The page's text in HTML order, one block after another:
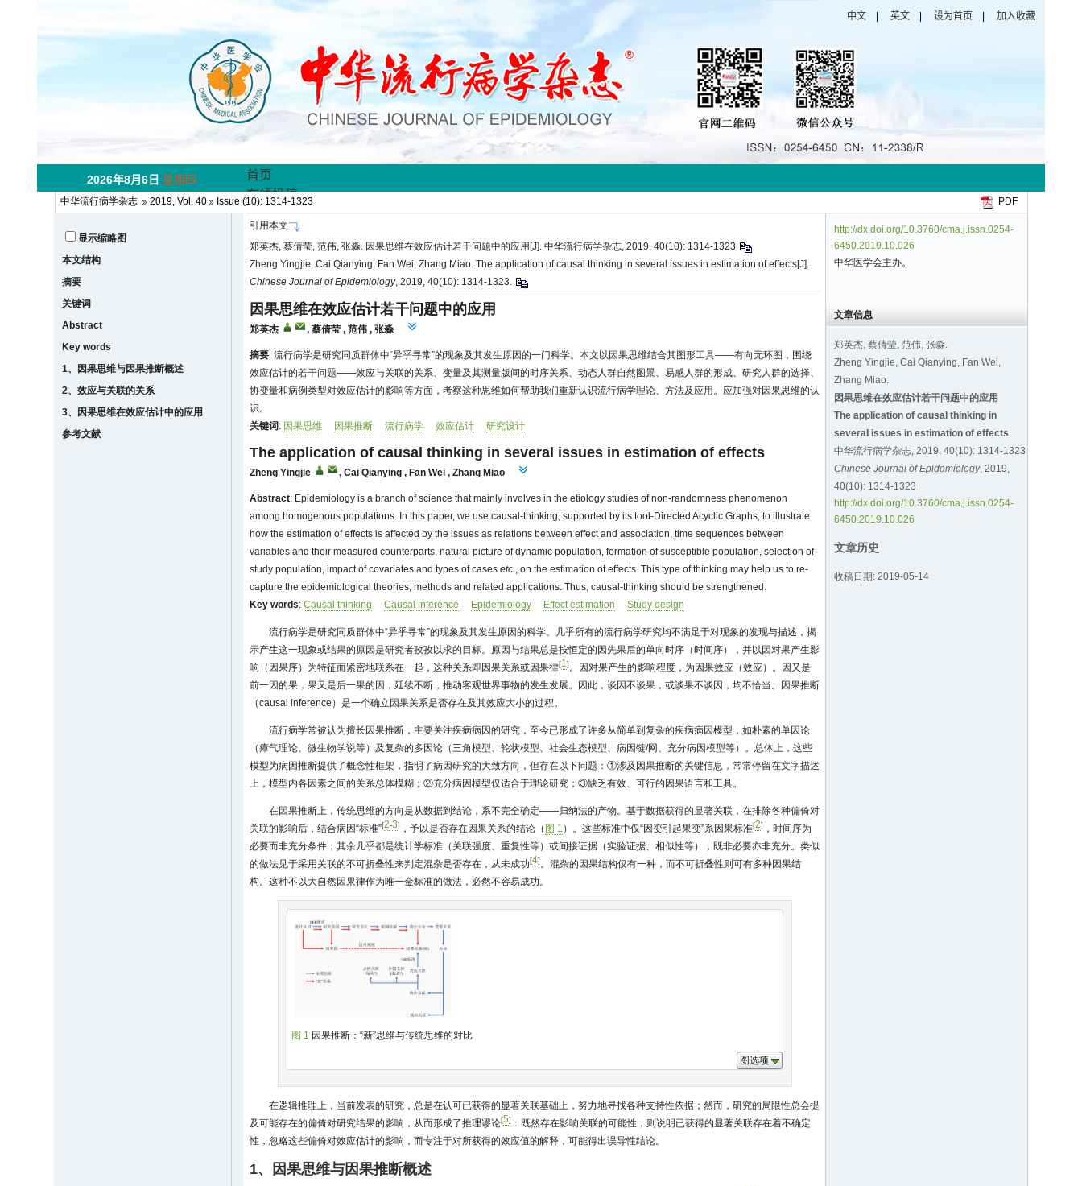
中华流行病学杂志 2019, Vol. 40 Issue (10): 1314-1323 PDF
显示缩略图
本文结构
摘要
关键词
Abstract
Key words
1、因果思维与因果推断概述
2、效应与关联的关系
3、因果思维在效应估计中的应用
参考文献
http://dx.doi.org/10.3760/cma.j.issn.0254-
6450.2019.10.026
中华医学会主办。
文章信息
郑英杰, 蔡倩莹, 范伟, 张淼.
Zheng Yingjie, Cai Qianying, Fan Wei,
Zhang Miao.
因果思维在效应估计若干问题中的应用
The application of causal thinking in
several issues in estimation of effects
中华流行病学杂志, 2019, 40(10): 1314-1323
Chinese Journal of Epidemiology, 2019,
40(10): 1314-1323
http://dx.doi.org/10.3760/cma.j.issn.0254-
6450.2019.10.026
文章历史
收稿日期: 2019-05-14
引用本文
郑英杰, 蔡倩莹, 范伟, 张淼. 因果思维在效应估计若干问题中的应用[J]. 中华流行病学杂志, 2019, 40(10): 1314-1323
Zheng Yingjie, Cai Qianying, Fan Wei, Zhang Miao. The application of causal thinking in several issues in estimation of effects[J].
Chinese Journal of Epidemiology, 2019, 40(10): 1314-1323.
因果思维在效应估计若干问题中的应用
郑英杰 ,蔡倩莹 ,范伟 ,张淼
摘要: 流行病学是研究同质群体中“异乎寻常”的现象及其发生原因的一门科学。本文以因果思维结合其图形工具——有向无环图，围绕
效应估计的若干问题——效应与关联的关系、变量及其测量版间的时序关系、动态人群自然图景、易感人群的形成、研究人群的选择、
协变量和病例类型对效应估计的影响等方面，考察这种思维如何帮助我们重新认识流行病学理论、方法及应用。应加强对因果思维的认
识。
关键词 : 因果思维 因果推断 流行病学 效应估计 研究设计
The application of causal thinking in several issues in estimation of effects
Zheng Yingjie ,Cai Qianying , Fan Wei ,Zhang Miao
Abstract: Epidemiology is a branch of science that mainly involves in the etiology studies of non-randomness phenomenon
among homogenous populations. In this paper, we use causal-thinking, supported by its tool-Directed Acyclic Graphs, to illustrate
how the estimation of effects is affected by the issues as relations between effect and association, time sequences between
variables and their measured counterparts, natural picture of dynamic population, formation of susceptible population, selection of
study population, impact of covariates and types of casesetc., on the estimation of effects. This type of thinking may help us to re-
capture the epidemiological theories, methods and related applications. Thus, causal-thinking should be strengthened.
Key words:Causal thinking Causal inference Epidemiology Effect estimation Study design
流行病学是研究同质群体中“异乎寻常”的现象及其发生原因的科学。几乎所有的流行病学研究均不满足于对现象的发现与描述，揭
示产生这一现象或结果的原因是研究者孜孜以求的目标。原因与结果总是按恒定的因先果后的单向时序（时间序），并以因对果产生影
响（因果序）为特征而紧密地联系在一起，这种关系即因果关系或因果律[1]。因对果产生的影响程度，为因果效应（效应）。因又是
前一因的果，果又是后一果的因，延续不断，推动客观世界事物的发生发展。因此，谈因不谈果，或谈果不谈因，均不恰当。因果推断
（causal inference）是一个确立因果关系是否存在及其效应大小的过程。
流行病学常被认为擅长因果推断，主要关注疾病病因的研究，至今已形成了许多从简单到复杂的疾病病因模型，如朴素的单因论
（瘴气理论、微生物学说等）及复杂的多因论（三角模型、轮状模型、社会生态模型、病因链/网、充分病因模型等）。总体上，这些
模型为病因推断提供了概念性框架，指明了病因研究的大致方向，但存在以下问题：①涉及因果推断的关键信息，常常停留在文字描述
上，模型内各因素之间的关系总体模糊；②充分病因模型仅适合于理论研究；③缺乏有效、可行的因果语言和工具。
在因果推断上，传统思维的方向是从数据到结论，系不完全确定——归纳法的产物。基于数据获得的显著关联，在排除各种偏倚对
关联的影响后，结合病因“标准”[2-3] ，予以是否存在因果关系的结论（ 图 1 ）。这些标准中仅“因变引起果变”系因果标准[2] ，时间序为
必要而非充分条件；其余几乎都是统计学标准（关联强度、重复性等）或间接证据（实验证据、相似性等），既非必要亦非充分。类似
的做法见于采用关联的不可折叠性来判定混杂是否存在，从未成功[4]。混杂的因果结构仅有一种，而不可折叠性则可有多种因果结
构。这种不以大自然因果律作为唯一金标准的做法，必然不容易成功。
图 1 因果推断：“新”思维与传统思维的对比
图选项
在逻辑推理上，当前发表的研究，总是在认可已获得的显著关联基础上，努力地寻找各种支持性依据；然而，研究的局限性总会提
及可能存在的偏倚对研究结果的影响，从而形成了推理谬论[5] ：既然存在影响关联的可能性，则说明已获得的显著关联存在着不确定
性，忽略这些偏倚对效应估计的影响，而专注于对所获得的效应值的解释，可能得出误导性结论。
1、因果思维与因果推断概述